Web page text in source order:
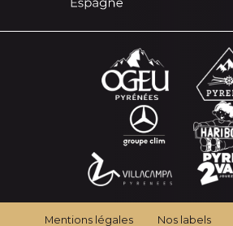
Mentions légales Nos labels